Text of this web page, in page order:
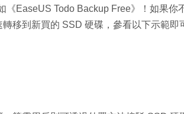
EaseUS Todo Backup Free》！如果你
移到新買的 SSD 硬碟，參看以下示範即